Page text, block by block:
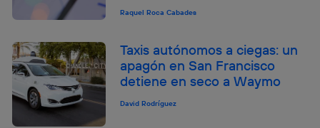
Raquel Roca Cabades
Taxis autónomos a ciegas: un
apagón en San Francisco
detiene en seco a Waymo
David Rodríguez